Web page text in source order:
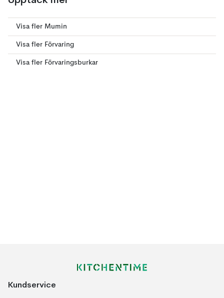
Visa fler Mumin
Visa fler Förvaring
Visa fler Förvaringsburkar
Kundservice